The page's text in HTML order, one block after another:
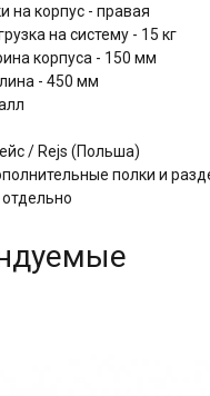
на корпус - правая
на систему - 15 кг
корпуса - 150 мм
- 450 мм
/ Rejs (Польша)
полки и